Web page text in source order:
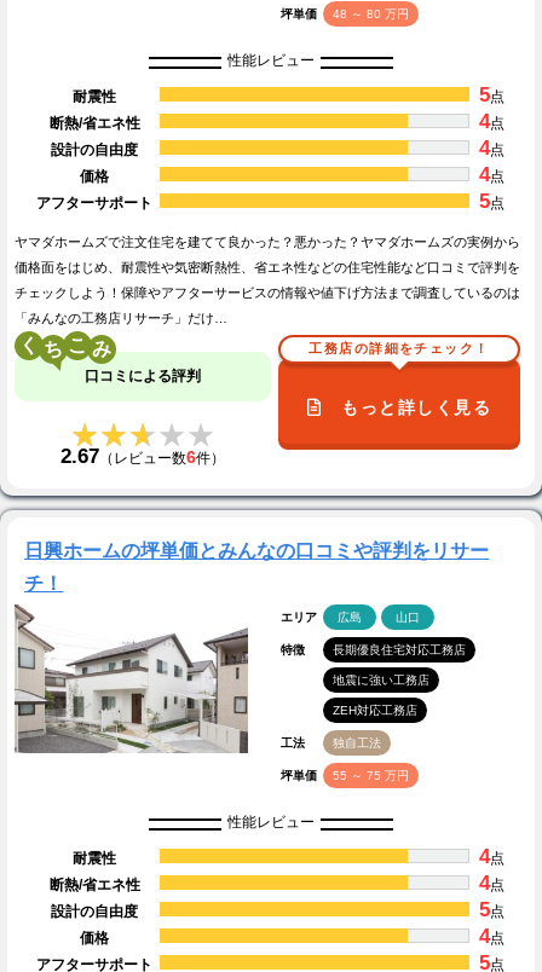
坪単価 48 ～ 80 万円
性能レビュー
耐震性 5点
断熱/省エネ性
4点
設計の自由度
4点
価格
4点
アフターサポート
5点
ヤマダホームズで注文住宅を建てて良かった？悪かった？ヤマダホームズの実例から
価格面をはじめ、耐震性や気密断熱性、省エネ性などの住宅性能など口コミで評判を
チェックしよう！保障やアフターサービスの情報や値下げ方法まで調査しているのは
「みんなの工務店リサーチ」だけ…
く こ
口コミによる評判
★★★★★
★★★★★
2.67 （レビュー数6件）
工務店の詳細をチェック！
もっと詳しく見る
日興ホームの坪単価とみんなの口コミや評判をリサー
チ！
エリア 広島 山口
特徴 長期優良住宅対応工務店
地震に強い工務店
ZEH対応工務店
工法 独自工法
坪単価 55 ～ 75 万円
性能レビュー
耐震性 4点
断熱/省エネ性
4点
設計の自由度
5点
価格
4点
アフターサポート
5点